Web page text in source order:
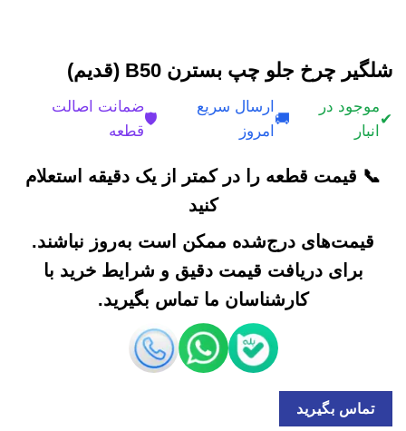
شلگیر چرخ جلو چپ بسترن B50 (قدیم)
✔
موجود در
انبار
🚚
ارسال سریع
امروز
🛡️
ضمانت اصالت
قطعه
📞 قیمت قطعه را در کمتر از یک دقیقه استعلام
کنید
قیمت‌های درج‌شده ممکن است به‌روز نباشند.
برای دریافت قیمت دقیق و شرایط خرید با
کارشناسان ما تماس بگیرید.
تماس بگیرید